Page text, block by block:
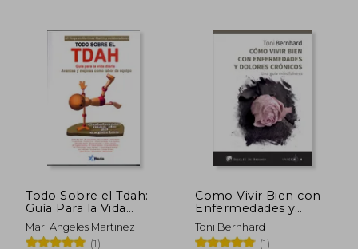
40%
dcto.
Todo Sobre el Tdah:
Guía Para la Vida
Diaria
Mari Angeles Martinez
(1)
Como Vivir Bien con
Enfermedades y
Dolores Crónicos.
Una Guía Mindfulness
Toni Bernhard
(1)